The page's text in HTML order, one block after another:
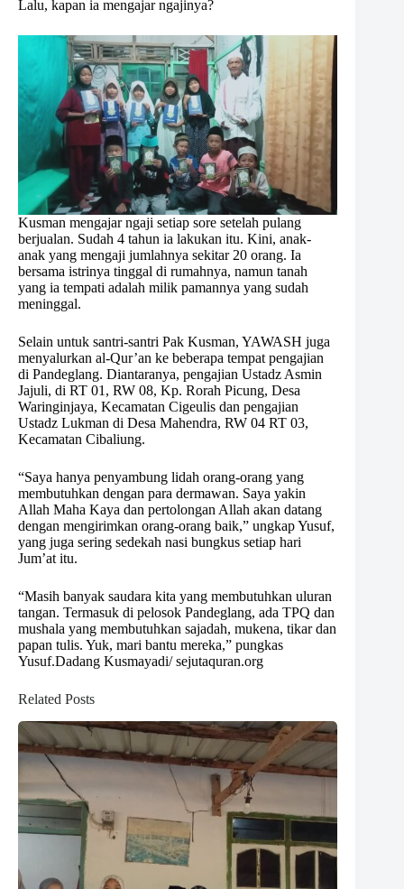
Lalu, kapan ia mengajar ngajinya?
Kusman mengajar ngaji setiap sore setelah pulang
berjualan. Sudah 4 tahun ia lakukan itu. Kini, anak-
anak yang mengaji jumlahnya sekitar 20 orang. Ia
bersama istrinya tinggal di rumahnya, namun tanah
yang ia tempati adalah milik pamannya yang sudah
meninggal.
Selain untuk santri-santri Pak Kusman, YAWASH juga
menyalurkan al-Qur’an ke beberapa tempat pengajian
di Pandeglang. Diantaranya, pengajian Ustadz Asmin
Jajuli, di RT 01, RW 08, Kp. Rorah Picung, Desa
Waringinjaya, Kecamatan Cigeulis dan pengajian
Ustadz Lukman di Desa Mahendra, RW 04 RT 03,
Kecamatan Cibaliung.
“Saya hanya penyambung lidah orang-orang yang
membutuhkan dengan para dermawan. Saya yakin
Allah Maha Kaya dan pertolongan Allah akan datang
dengan mengirimkan orang-orang baik,” ungkap Yusuf,
yang juga sering sedekah nasi bungkus setiap hari
Jum’at itu.
“Masih banyak saudara kita yang membutuhkan uluran
tangan. Termasuk di pelosok Pandeglang, ada TPQ dan
mushala yang membutuhkan sajadah, mukena, tikar dan
papan tulis. Yuk, mari bantu mereka,” pungkas
Yusuf.Dadang Kusmayadi/ sejutaquran.org
Related Posts